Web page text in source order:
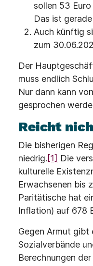
sollen 53
Das ist
Auch künftig
zum
Der
muss endlich
Nur dann kann
gesprochen
Reicht
Die bisherigen
niedrig.[1] Die
kulturelle
Erwachsenen bis
Paritätische hat
Inflation) auf 678
Gegen Armut gibt
Sozialverbände
Berechnungen